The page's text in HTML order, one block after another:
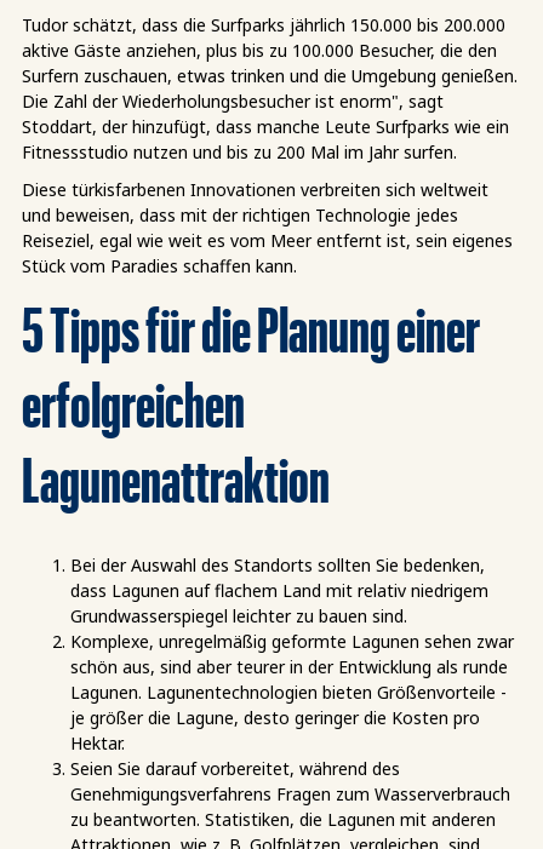
Tudor schätzt, dass die Surfparks jährlich 150.000 bis 200.000
aktive Gäste anziehen, plus bis zu 100.000 Besucher, die den
Surfern zuschauen, etwas trinken und die Umgebung genießen.
Die Zahl der Wiederholungsbesucher ist enorm", sagt
Stoddart, der hinzufügt, dass manche Leute Surfparks wie ein
Fitnessstudio nutzen und bis zu 200 Mal im Jahr surfen.
Diese türkisfarbenen Innovationen verbreiten sich weltweit
und beweisen, dass mit der richtigen Technologie jedes
Reiseziel, egal wie weit es vom Meer entfernt ist, sein eigenes
Stück vom Paradies schaffen kann.
5 Tipps für die Planung einer
erfolgreichen
Lagunenattraktion
Bei der Auswahl des Standorts sollten Sie bedenken,
dass Lagunen auf flachem Land mit relativ niedrigem
Grundwasserspiegel leichter zu bauen sind.
Komplexe, unregelmäßig geformte Lagunen sehen zwar
schön aus, sind aber teurer in der Entwicklung als runde
Lagunen. Lagunentechnologien bieten Größenvorteile -
je größer die Lagune, desto geringer die Kosten pro
Hektar.
Seien Sie darauf vorbereitet, während des
Genehmigungsverfahrens Fragen zum Wasserverbrauch
zu beantworten. Statistiken, die Lagunen mit anderen
Attraktionen, wie z. B. Golfplätzen, vergleichen, sind